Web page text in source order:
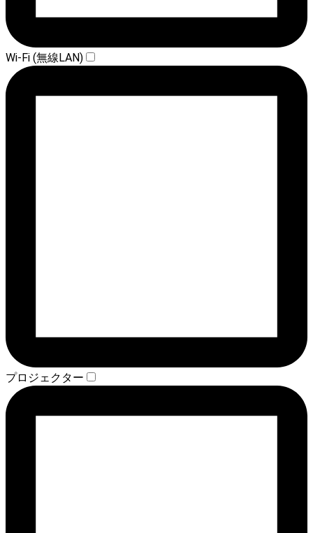
Wi-Fi (無線LAN)
プロジェクター